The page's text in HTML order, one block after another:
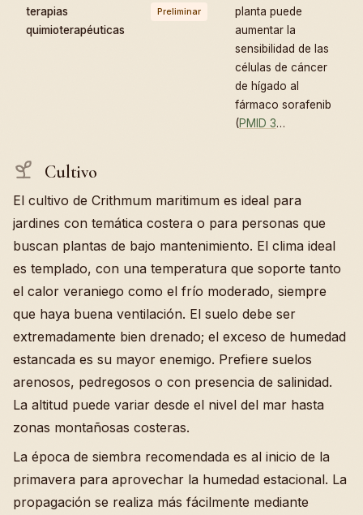
terapias
quimioterapéuticas
Preliminar
planta puede
aumentar la
sensibilidad de las
células de cáncer
de hígado al
fármaco sorafenib
(PMID 3…
Cultivo
El cultivo de Crithmum maritimum es ideal para
jardines con temática costera o para personas que
buscan plantas de bajo mantenimiento. El clima ideal
es templado, con una temperatura que soporte tanto
el calor veraniego como el frío moderado, siempre
que haya buena ventilación. El suelo debe ser
extremadamente bien drenado; el exceso de humedad
estancada es su mayor enemigo. Prefiere suelos
arenosos, pedregosos o con presencia de salinidad.
La altitud puede variar desde el nivel del mar hasta
zonas montañosas costeras.
La época de siembra recomendada es al inicio de la
primavera para aprovechar la humedad estacional. La
propagación se realiza más fácilmente mediante